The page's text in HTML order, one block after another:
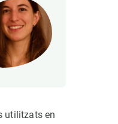
utilitzats en